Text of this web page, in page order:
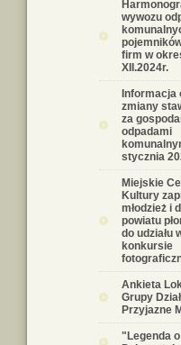
wywozu
firm w
XII.2024r.
Informacja
zmiany
za
odpadami
stycznia
Miejskie
Kultury
młodzież i
powiatu
do udziału
konkursie
Ankieta
Grupy
Przyjazne
"Legenda